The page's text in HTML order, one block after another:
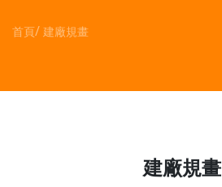
首頁 建廠規畫
建廠規畫